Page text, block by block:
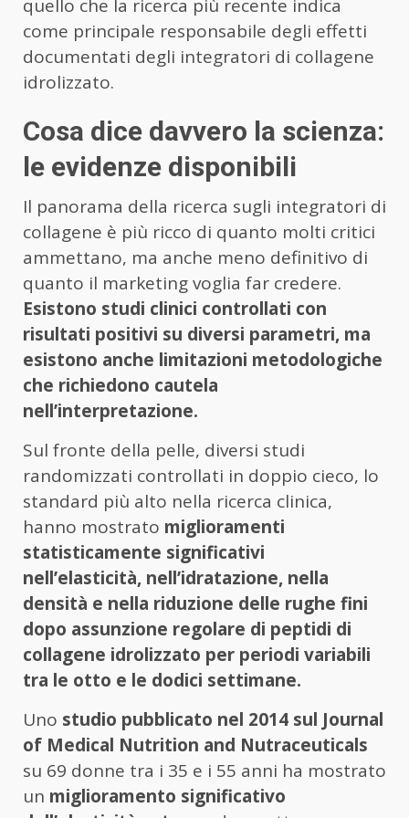
quello che la ricerca più recente indica
come principale responsabile degli effetti
documentati degli integratori di collagene
idrolizzato.
Cosa dice davvero la scienza:
le evidenze disponibili
Il panorama della ricerca sugli integratori di
collagene è più ricco di quanto molti critici
ammettano, ma anche meno definitivo di
quanto il marketing voglia far credere.
Esistono studi clinici controllati con
risultati positivi su diversi parametri, ma
esistono anche limitazioni metodologiche
che richiedono cautela
nell’interpretazione.
Sul fronte della pelle, diversi studi
randomizzati controllati in doppio cieco, lo
standard più alto nella ricerca clinica,
hanno mostrato miglioramenti
statisticamente significativi
nell’elasticità, nell’idratazione, nella
densità e nella riduzione delle rughe fini
dopo assunzione regolare di peptidi di
collagene idrolizzato per periodi variabili
tra le otto e le dodici settimane.
Uno studio pubblicato nel 2014 sul Journal
of Medical Nutrition and Nutraceuticals
su 69 donne tra i 35 e i 55 anni ha mostrato
un miglioramento significativo